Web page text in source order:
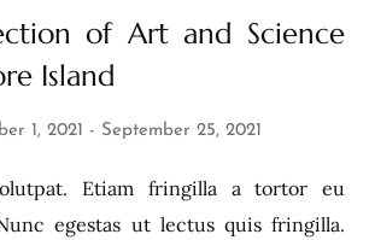
of Art and Science
Island
1, 2021 September 25, 2021
Etiam fringilla a tortor eu
egestas ut lectus quis fringilla.